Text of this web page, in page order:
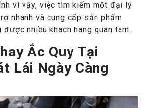
vì vậy, việc tìm kiếm một đại lý
nhanh và cung cấp sản phẩm
được nhiều khách hàng quan tâm.
Ắc Quy Tại
Lái Ngày Càng